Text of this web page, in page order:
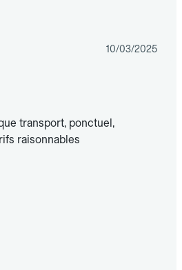
10/03/2025
transport, ponctuel,
raisonnables